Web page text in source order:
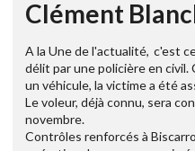
Clément
A la Une de l'actualité, c'est
délit par une policière en civil.
un véhicule, la victime a été
Le voleur, déjà connu, sera
novembre.
Contrôles renforcés à